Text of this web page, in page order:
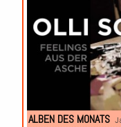
ALBEN DES MONATS